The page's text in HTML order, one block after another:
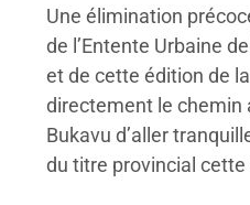
Une élimination
de l’Entente Urbaine
et de cette édition de
directement le chemin
Bukavu d’aller
du titre provincial cette